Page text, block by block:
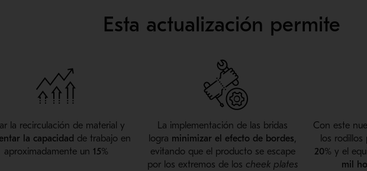
Esta actualización permite
la recirculación de material y
la capacidad de trabajo en
aproximadamente un 15%
La implementación de las bridas
logra minimizar el efecto de bordes,
evitando que el producto se escape
por los extremos de los cheek plates
Con este
los rodillos
20% y el
mil